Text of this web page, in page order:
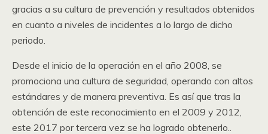
gracias a su cultura de prevención y resultados obtenidos
en cuanto a niveles de incidentes a lo largo de dicho
periodo.
Desde el inicio de la operación en el año 2008, se
promociona una cultura de seguridad, operando con altos
estándares y de manera preventiva. Es así que tras la
obtención de este reconocimiento en el 2009 y 2012,
este 2017 por tercera vez se ha logrado obtenerlo..